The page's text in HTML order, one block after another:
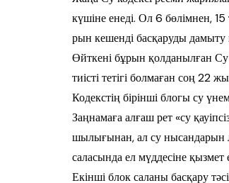
күшіне енеді. Ол 6 бө­лім­нен,
рын кешенді басқаруды дамыту
Өйткені бұрын қол­да­нылған Су
тиісті тетігі болмаған соң 22
Кодекстің бірінші блогы су
Заңнамаға ал­ғаш рет «су
шылығынан, ал су нысандарын
саласында ел мүддесіне қызмет
Екінші блок саланы басқару